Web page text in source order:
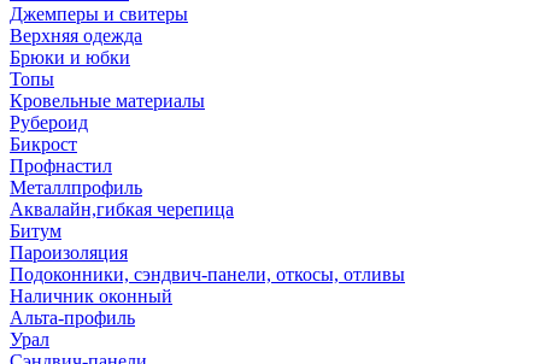
Джемперы и свитеры
Верхняя одежда
Брюки и юбки
Топы
Кровельные материалы
Рубероид
Бикрост
Профнастил
Металлпрофиль
Аквалайн,гибкая черепица
Битум
Пароизоляция
Подоконники, сэндвич-панели, откосы, отливы
Наличник оконный
Альта-профиль
Урал